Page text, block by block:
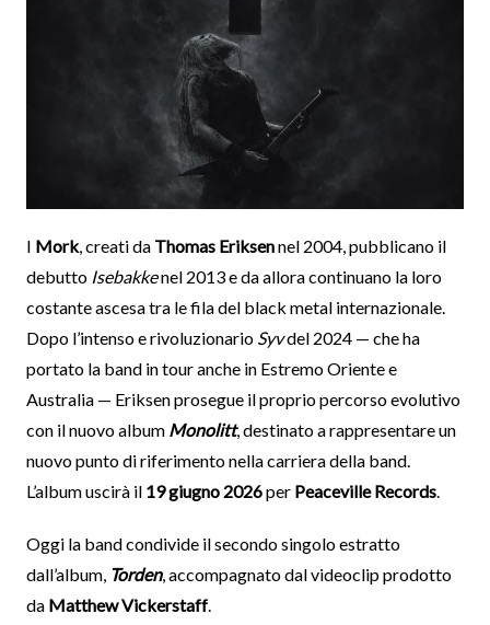
I Mork, creati da Thomas Eriksennel 2004, pubblicano il
debutto Isebakkenel 2013 e da allora continuano la loro
costante ascesa tra le fila del black metal internazionale.
Dopo l’intenso e rivoluzionario Syvdel 2024 — che ha
portato la band in tour anche in Estremo Oriente e
Australia — Eriksen prosegue il proprio percorso evolutivo
con il nuovo album Monolitt, destinato a rappresentare un
nuovo punto di riferimento nella carriera della band.
L’album uscirà il 19 giugno 2026per Peaceville Records.
Oggi la band condivide il secondo singolo estratto
dall’album, Torden, accompagnato dal videoclip prodotto
da Matthew Vickerstaff.